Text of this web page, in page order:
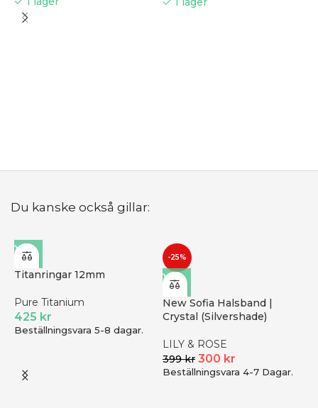
Du kanske också gillar:
Titanringar 12mm
Pure Titanium
425 kr
Beställningsvara 5-8 dagar.
-25%
New Sofia Halsband |
Crystal (Silvershade)
LILY & ROSE
399kr 300 kr
Beställningsvara 4-7 Dagar.